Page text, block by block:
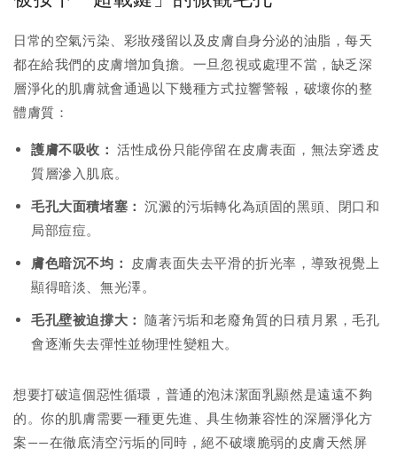
日常的空氣污染、彩妝殘留以及皮膚自身分泌的油脂，每天
都在給我們的皮膚增加負擔。一旦忽視或處理不當，缺乏深
層淨化的肌膚就會通過以下幾種方式拉響警報，破壞你的整
體膚質：
護膚不吸收： 活性成份只能停留在皮膚表面，無法穿透皮
質層滲入肌底。
毛孔大面積堵塞： 沉澱的污垢轉化為頑固的黑頭、閉口和
局部痘痘。
膚色暗沉不均：
皮膚表面失去平滑的折光率，導致視覺上
顯得暗淡、無光澤。
毛孔壁被迫撐大： 隨著污垢和老廢角質的日積月累，毛孔
會逐漸失去彈性並物理性變粗大。
想要打破這個惡性循環，普通的泡沫潔面乳顯然是遠遠不夠
的。你的肌膚需要一種更先進、具生物兼容性的深層淨化方
案——在徹底清空污垢的同時，絕不破壞脆弱的皮膚天然屏